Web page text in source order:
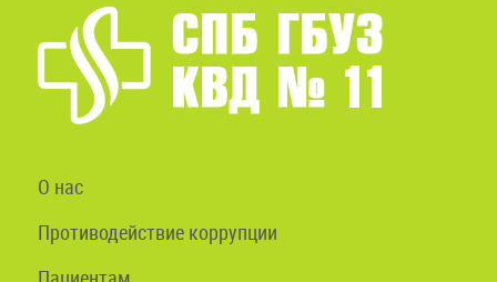
О нас
Противодействие коррупции